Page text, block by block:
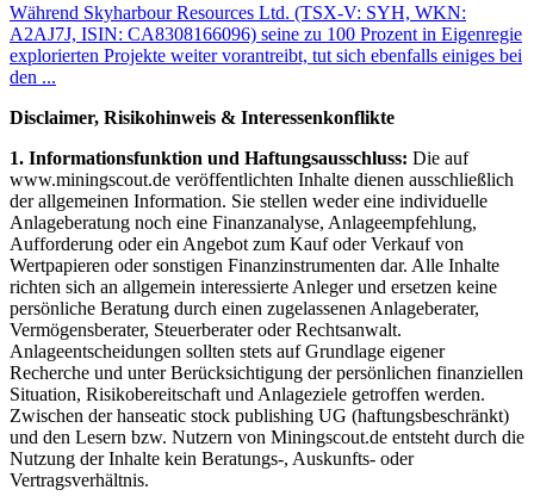
Während Skyharbour Resources Ltd. (TSX-V: SYH, WKN:
A2AJ7J, ISIN: CA8308166096) seine zu 100 Prozent in Eigenregie
explorierten Projekte weiter vorantreibt, tut sich ebenfalls einiges bei
den ...
Disclaimer, Risikohinweis & Interessenkonflikte
1. Informationsfunktion und Haftungsausschluss: Die auf
www.miningscout.de veröffentlichten Inhalte dienen ausschließlich
der allgemeinen Information. Sie stellen weder eine individuelle
Anlageberatung noch eine Finanzanalyse, Anlageempfehlung,
Aufforderung oder ein Angebot zum Kauf oder Verkauf von
Wertpapieren oder sonstigen Finanzinstrumenten dar. Alle Inhalte
richten sich an allgemein interessierte Anleger und ersetzen keine
persönliche Beratung durch einen zugelassenen Anlageberater,
Vermögensberater, Steuerberater oder Rechtsanwalt.
Anlageentscheidungen sollten stets auf Grundlage eigener
Recherche und unter Berücksichtigung der persönlichen finanziellen
Situation, Risikobereitschaft und Anlageziele getroffen werden.
Zwischen der hanseatic stock publishing UG (haftungsbeschränkt)
und den Lesern bzw. Nutzern von Miningscout.de entsteht durch die
Nutzung der Inhalte kein Beratungs-, Auskunfts- oder
Vertragsverhältnis.